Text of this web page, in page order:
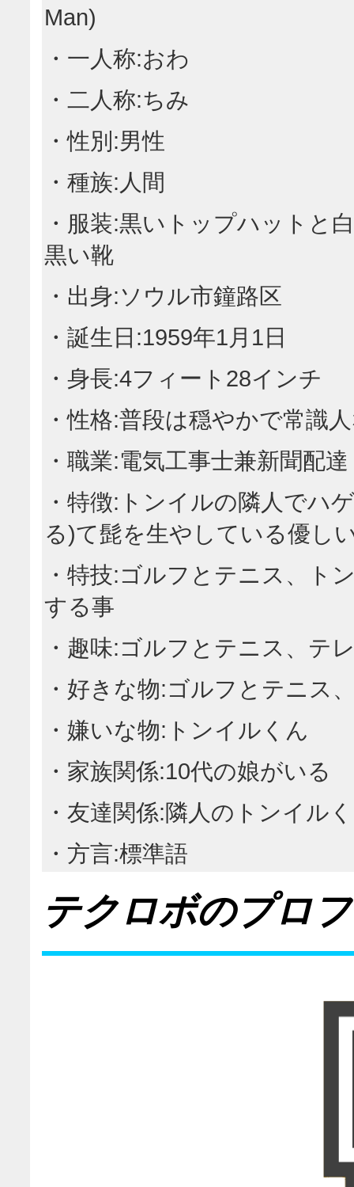
Man)
・一人称:おわ
・二人称:ちみ
・性別:男性
・種族:人間
・服装:黒いトップハットと
黒い靴
・出身:ソウル市鐘路区
・誕生日:1959年1月1日
・身長:4フィート28インチ
・性格:普段は穏やかで常識
・職業:電気工事士兼新聞配達
・特徴:トンイルの隣人でハ
る)て髭を生やしている優し
・特技:ゴルフとテニス、ト
する事
・趣味:ゴルフとテニス、テ
・好きな物:ゴルフとテニス
・嫌いな物:トンイルくん
・家族関係:10代の娘がいる
・友達関係:隣人のトンイル
・方言:標準語
テクロボのプロ